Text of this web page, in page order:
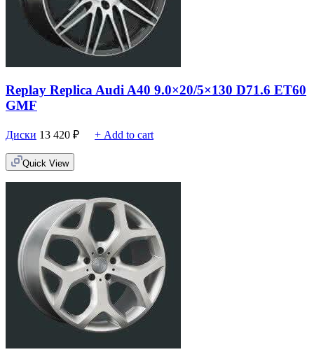
Replay Replica Audi A40 9.0×20/5×130 D71.6 ET60
GMF
Диски 13 420 ₽ + Add to cart
Quick View